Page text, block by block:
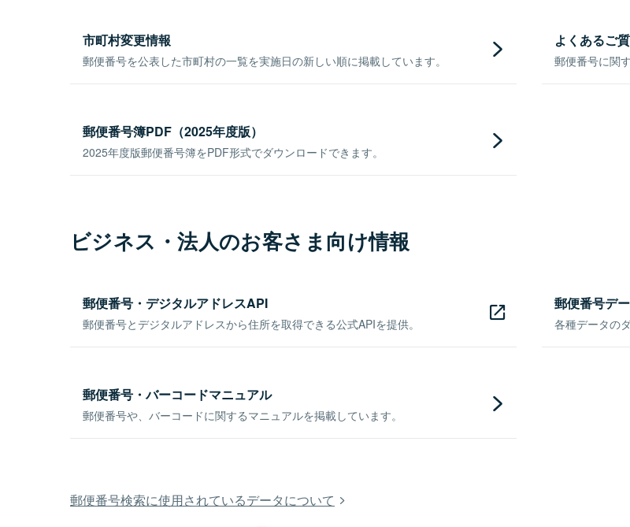
市町村変更情報
郵便番号を公表した市町村の一覧を実施日の新しい順に掲載しています。
よくあるご
郵便番号に関
郵便番号簿PDF（2025年度版）
2025年度版郵便番号簿をPDF形式でダウンロードできます。
ビジネス・法人のお客さま向け情報
郵便番号・デジタルアドレスAPI
郵便番号とデジタルアドレスから住所を取得できる公式APIを提供。
郵便番号デ
各種データの
郵便番号・バーコードマニュアル
郵便番号や、バーコードに関するマニュアルを掲載しています。
郵便番号検索に使用されているデータについて